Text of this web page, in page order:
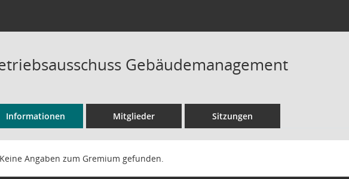
Gebäudemanagement
Informationen Mitglieder Sitzungen
Keine Angaben zum Gremium gefunden.